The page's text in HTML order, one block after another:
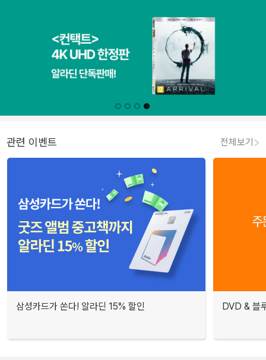
관련 이벤트 전체보기
삼성카드가 쏜다! 알라딘 15% 할인 DVD & 블